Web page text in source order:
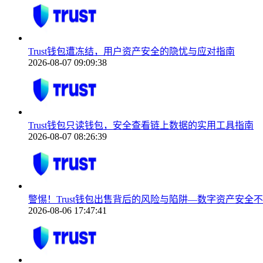
Trust钱包遭冻结，用户资产安全的隐忧与应对指南
2026-08-07 09:09:38
Trust钱包只读钱包，安全查看链上数据的实用工具指南
2026-08-07 08:26:39
警惕！Trust钱包出售背后的风险与陷阱—数字资产安全
2026-08-06 17:47:41